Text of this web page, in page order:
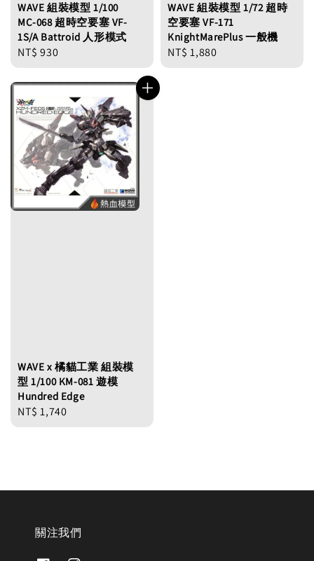
WAVE 組裝模型 1/100
MC-068 超時空要塞 VF-
1S/A Battroid 人形模式
Regular
NT$ 930
WAVE 組裝模型 1/72 超時
空要塞 VF-171
KnightMarePlus 一般機
Regular
NT$ 1,880
WAVE x 橘貓工業 組裝模
型 1/100 KM-081 遊模
Hundred Edge
Regular
NT$ 1,740
關注我們